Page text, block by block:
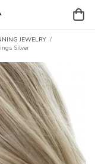
JEWELRY /
Silver